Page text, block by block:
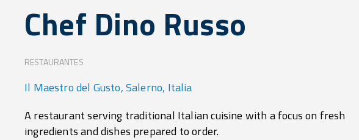
Chef Dino Russo
RESTAURANTES
Il Maestro del Gusto, Salerno, Italia
A restaurant serving traditional Italian cuisine with a focus on fresh
ingredients and dishes prepared to order.